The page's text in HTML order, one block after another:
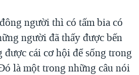
người thì có tấm bia có
người đã thấy được bến
được cái cơ hội để sống trong
là một trong những câu nói